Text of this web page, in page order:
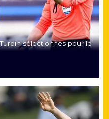
sélectionnés pour le